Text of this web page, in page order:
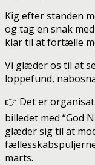
Kig efter standen
og tag en snak
klar til at fortælle
Vi glæder os til at
loppefund,
👉 Det er
billedet med “God
glæder sig til at
marts.